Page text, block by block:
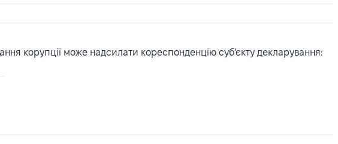
корупції може надсилати кореспонденцію суб'єкту декларування: